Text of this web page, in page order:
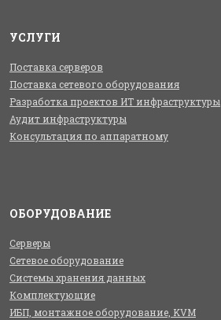
УСЛУГИ
Поставка серверов
Поставка сетевого оборудования
Разработка проектов ИТ инфраструктуры
Аудит инфраструктуры
Консультация по аппаратному
ОБОРУДОВАНИЕ
Серверы
Сетевое оборудование
Системы хранения данных
Комплектующие
ИБП, монтажное оборудование, KVM